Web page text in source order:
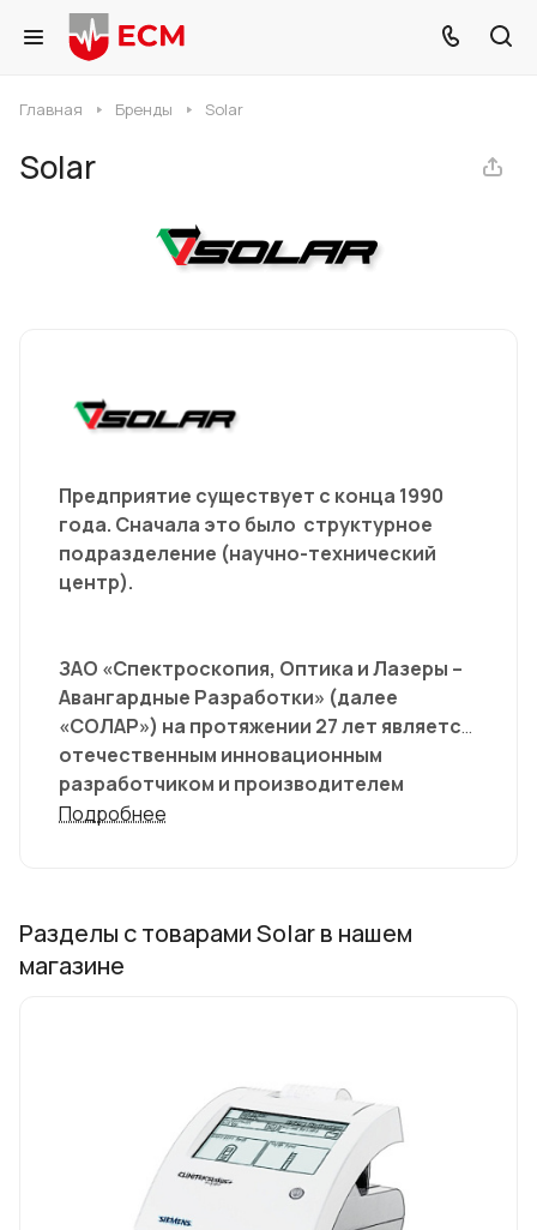
Главная Бренды Solar
Solar
Предприятие существует с конца 1990
года. Сначала это было структурное
подразделение (научно-технический
центр).
ЗАО «Спектроскопия, Оптика и Лазеры –
Авангардные Разработки» (далее
«СОЛАР») на протяжении 27 лет является
отечественным инновационным
разработчиком и производителем
оборудования для клинико-
лабораторий многих областей науки,
техники, промышленного и
энергетика и др. Приборами марки СОЛАР
оснащены практически все ЛПУ
Республики Беларусь, многие
университеты и научные институты, а
также многие организации в странах
Подробнее
Разделы с товарами Solar в нашем
магазине